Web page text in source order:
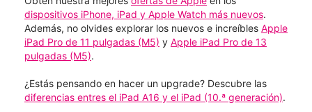
dispositivos iPhone, iPad y Apple Watch más nuevos.
Además, no olvides explorar los nuevos e increíbles Apple
iPad Pro de 11 pulgadas (M5) y Apple iPad Pro de 13
pulgadas (M5).
¿Estás pensando en hacer un upgrade? Descubre las
diferencias entres el iPad A16 y el iPad (10.ª generación).